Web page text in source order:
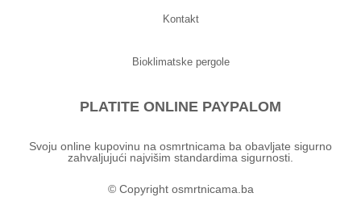
Kontakt
Bioklimatske pergole
PLATITE ONLINE PAYPALOM
Svoju online kupovinu na osmrtnicama ba obavljate sigurno
zahvaljujući najvišim standardima sigurnosti.
© Copyright osmrtnicama.ba